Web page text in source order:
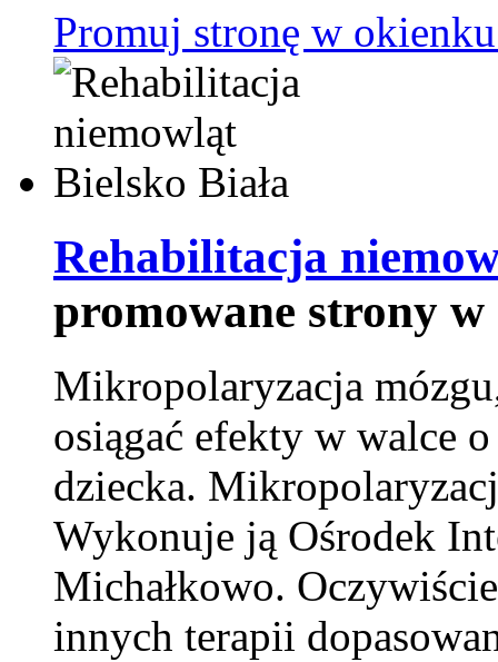
Promuj stronę w
Rehabilitacja
promowane strony
Mikropolaryzacja
osiągać efekty w walce
dziecka.
Wykonuje ją Ośrodek
Michałkowo.
innych terapii